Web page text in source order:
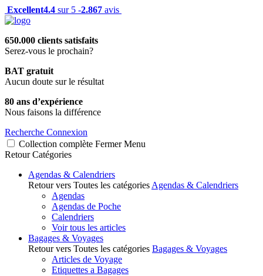
Excellent4.4 sur 5 -2.867 avis
650.000 clients satisfaits
Serez-vous le prochain?
BAT gratuit
Aucun doute sur le résultat
80 ans d’expérience
Nous faisons la différence
Recherche Connexion
Collection complète Fermer Menu
Retour Catégories
Agendas & Calendriers
Retour vers Toutes les catégories Agendas & Calendriers
Agendas
Agendas de Poche
Calendriers
Voir tous les articles
Bagages & Voyages
Retour vers Toutes les catégories Bagages & Voyages
Articles de Voyage
Etiquettes a Bagages